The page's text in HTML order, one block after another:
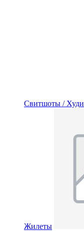
Свитшоты / Худи
Жилеты